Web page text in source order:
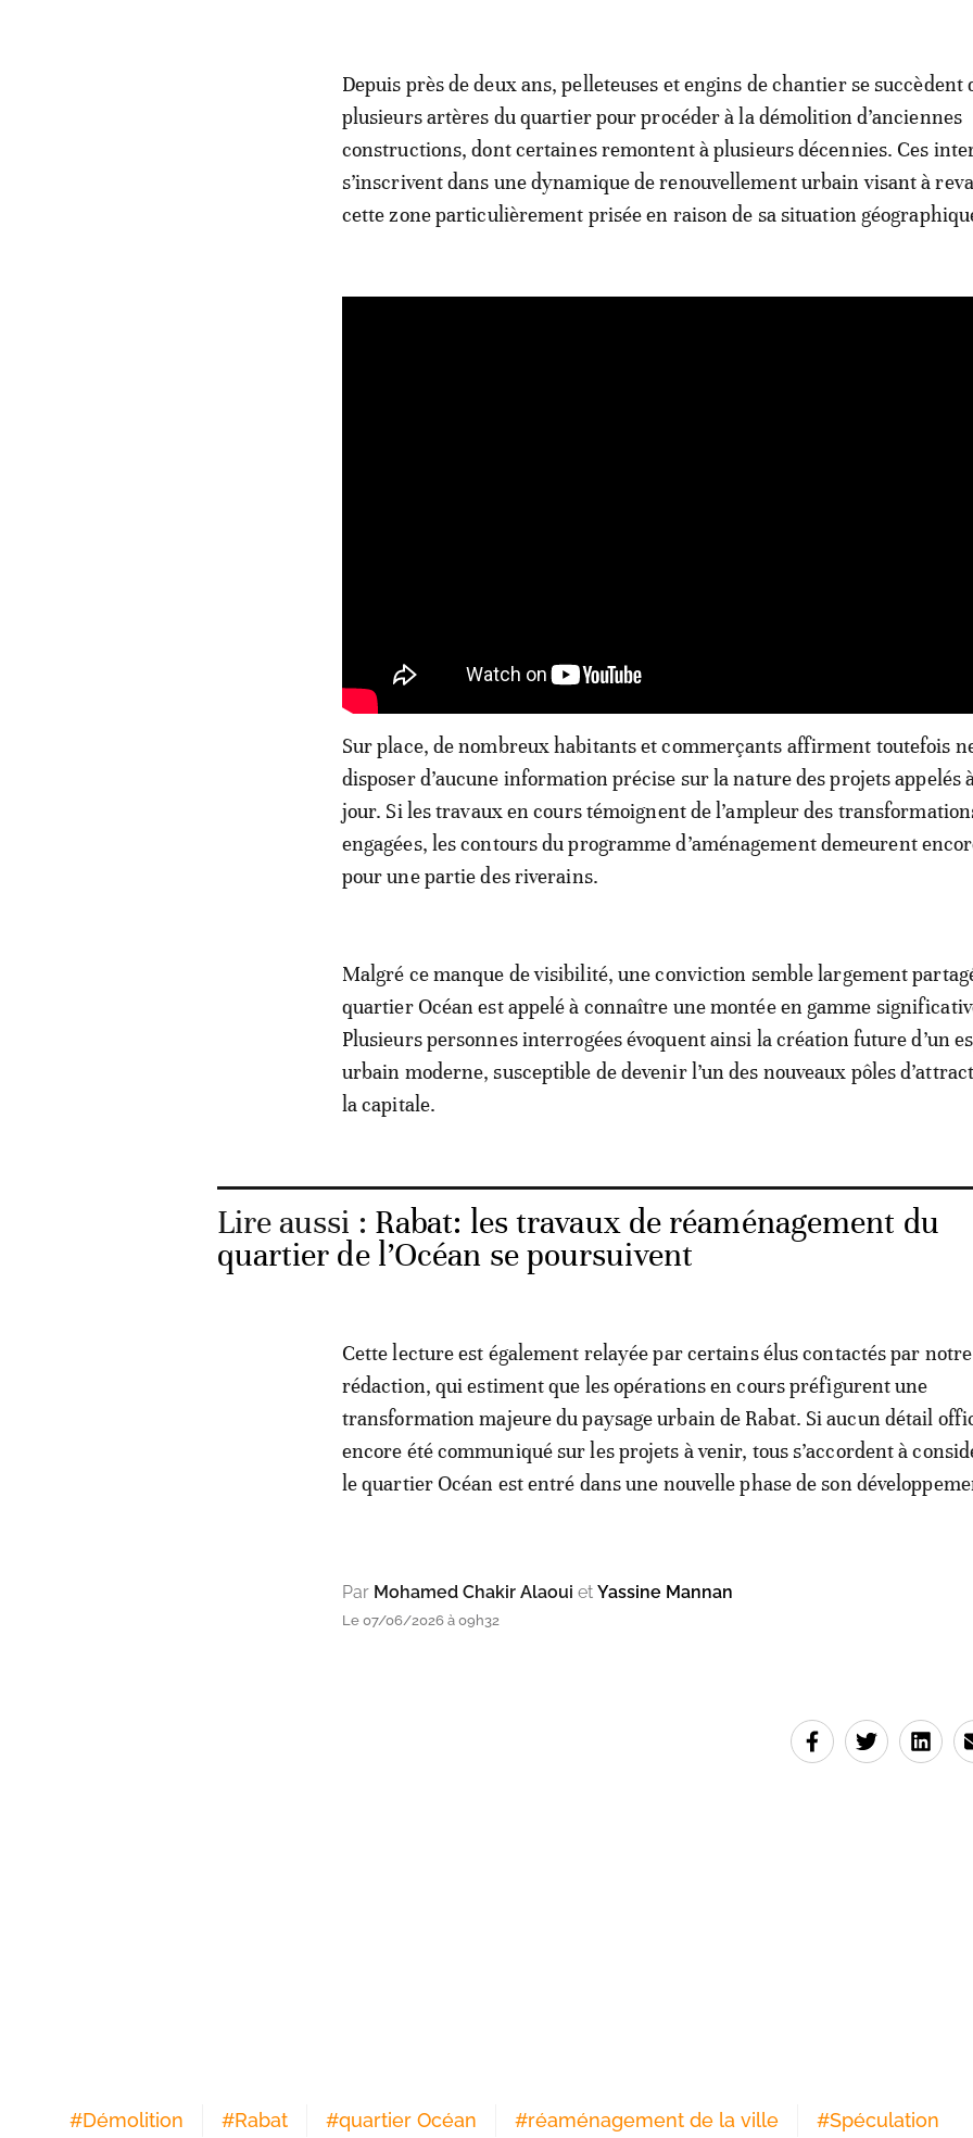
Depuis près de deux ans, pelleteuses et engins de chantier se succèdent
plusieurs artères du quartier pour procéder à la démolition d’anciennes
constructions, dont certaines remontent à plusieurs décennies. Ces
s’inscrivent dans une dynamique de renouvellement urbain visant à
cette zone particulièrement prisée en raison de sa situation
Sur place, de nombreux habitants et commerçants affirment toutefois
disposer d’aucune information précise sur la nature des projets appelés
jour. Si les travaux en cours témoignent de l’ampleur des
engagées, les contours du programme d’aménagement demeurent
pour une partie des riverains.
Malgré ce manque de visibilité, une conviction semble largement
quartier Océan est appelé à connaître une montée en gamme
Plusieurs personnes interrogées évoquent ainsi la création future d’un
urbain moderne, susceptible de devenir l’un des nouveaux pôles
la capitale.
Lire aussi : Rabat: les travaux de réaménagement du
quartier de l’Océan se poursuivent
Cette lecture est également relayée par certains élus contactés par notre
rédaction, qui estiment que les opérations en cours préfigurent une
transformation majeure du paysage urbain de Rabat. Si aucun détail
encore été communiqué sur les projets à venir, tous s’accordent à
le quartier Océan est entré dans une nouvelle phase de son
Par Mohamed Chakir Alaoui et Yassine Mannan
Le 07/06/2026 à 09h32
#Démolition #Rabat #quartier Océan #réaménagement de la ville #Spéculation